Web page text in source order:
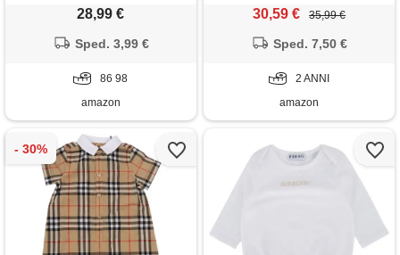
dungarees pantaloni di jeans
unita classico jeans blu taglia
28,99 €
Sped. 3,99 €
86 98
amazon
261
30,59 € 35,99 €
Sped. 7,50 €
2 ANNI
amazon